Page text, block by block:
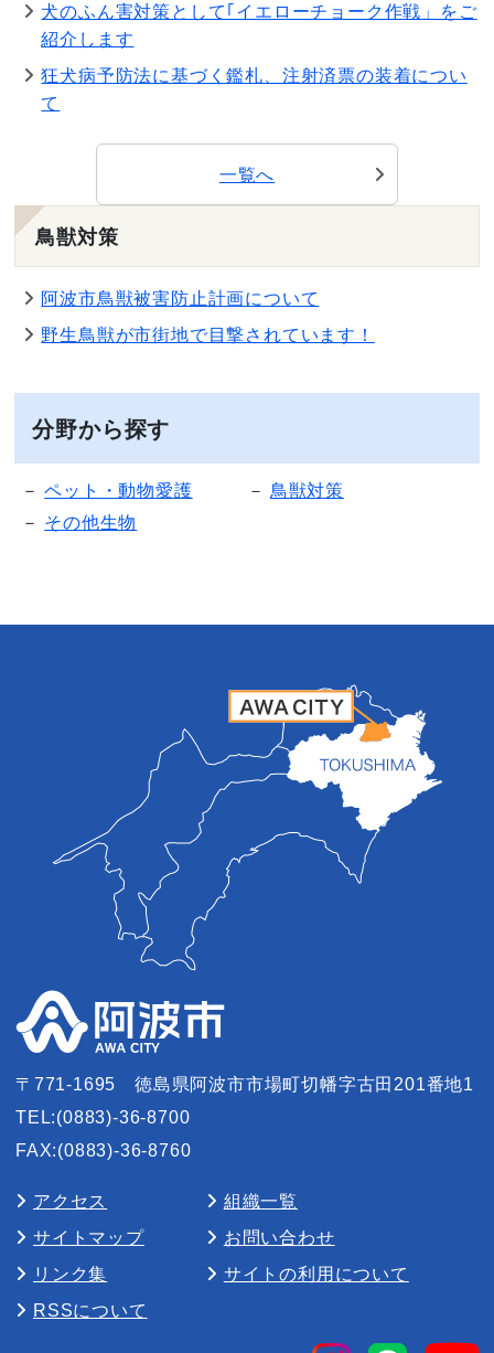
犬のふん害対策として｢イエローチョーク作戦」をご
紹介します
狂犬病予防法に基づく鑑札、注射済票の装着につい
て
一覧へ
鳥獣対策
阿波市鳥獣被害防止計画について
野生鳥獣が市街地で目撃されています！
分野から探す
ペット・動物愛護
鳥獣対策
その他生物
〒771-1695
徳島県阿波市市場町切幡字古田201番地1
TEL:(0883)-36-8700
FAX:(0883)-36-8760
アクセス
組織一覧
サイトマップ
お問い合わせ
リンク集
サイトの利用について
RSSについて